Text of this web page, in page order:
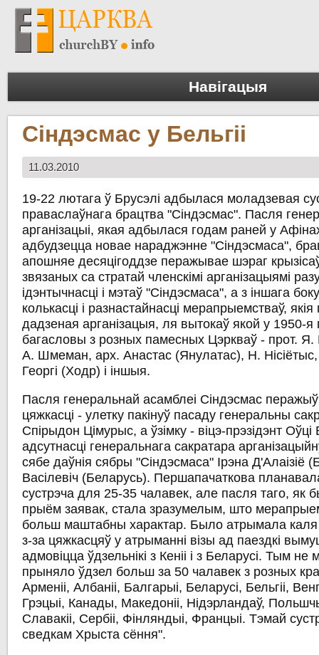
Навігацыя
Сіндэсмас у Бельгіі
11.03.2010
19-22 лютага ў Брусэлі адбылася моладзевая
праваслаўнага брацтва "Сіндэсмас". Пасля
арганізацыі, якая адбылася годам раней у
адбудзецца новае нараджэнне "Сіндэсмаса",
апошняе десяцігоддзе перажывае шэраг
звязаных са стратай членскімі арганізацыямі
ідэнтычнасці і мэтаў "Сіндэсмаса", а з іншага
колькасці і разнастайнасці мерапрыемстваў, якія
дадзеная арганізацыя, ля вытокаў якой у 1950-я
багасловы з розных памесных Цэркваў - прот.
А. Шмеман, арх. Анастас (Янулатас), Н. Нісіётыс,
Георгі (Ходр) і іншыя.
Пасля генеральнай асамблеі Сіндэсмас
цяжкасці - улетку пакінуў пасаду генеральны
Спірыдон Цімурыс, а ўзімку - віцэ-прэзідэнт
адсутнасці генеральнага сакратара
сябе даўнія сябры "Сіндэсмаса" Ірэна Д'Алаізіё
Васілевіч (Беларусь). Першапачаткова
сустрэча для 25-35 чалавек, але пасля таго, як
прыём заявак, стала зразумелым, што
больш маштабны характар. Было атрымала каля
з-за цяжкасцяў у атрыманні візы ад паездкі
адмовіцца ўдзельнікі з Кеніі і з Беларусі. Тым
прыняло ўдзел больш за 50 чалавек з розных
Арменіі, Албаніі, Балгарыі, Беларусі, Бельгіі,
Грэцыі, Канады, Македоніі, Нідэрландаў,
Славакіі, Сербіі, Фінляндыі, Францыі. Тэмай
сведкам Хрыста сёння".